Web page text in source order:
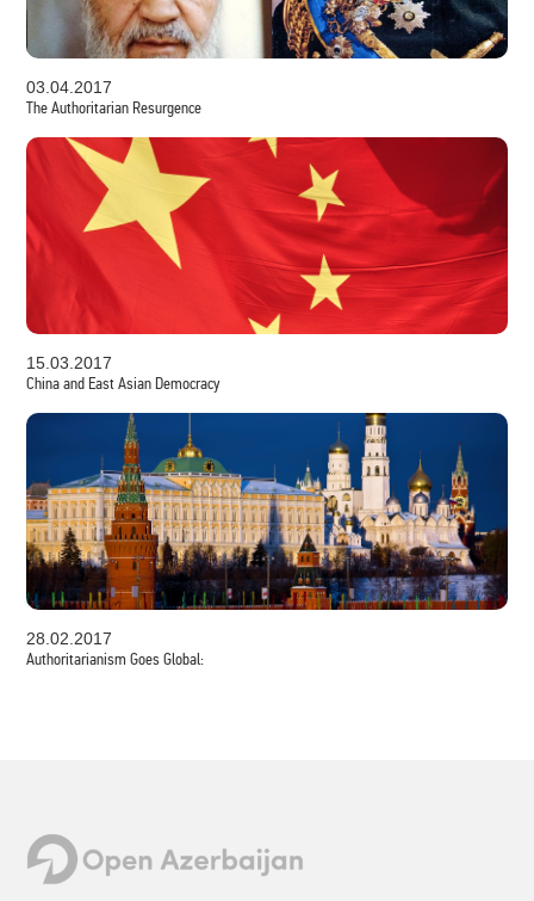
03.04.2017
The Authoritarian Resurgence
15.03.2017
China and East Asian Democracy
28.02.2017
Authoritarianism Goes Global: